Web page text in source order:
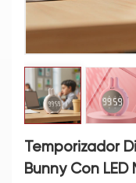
Temporizador
Bunny Con